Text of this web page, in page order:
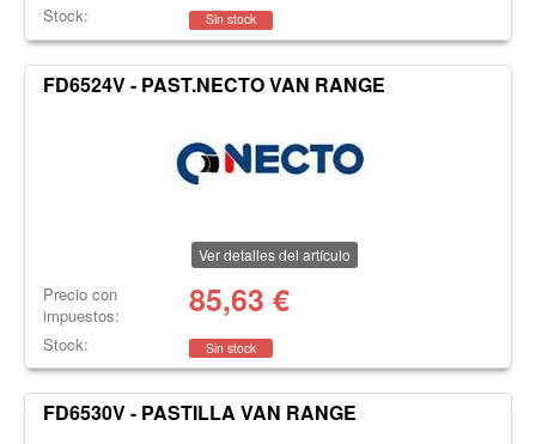
Stock: Sin stock
FD6524V - PAST.NECTO VAN RANGE
Ver detalles del artículo
Precio con
impuestos:
85,63 €
Stock: Sin stock
FD6530V - PASTILLA VAN RANGE